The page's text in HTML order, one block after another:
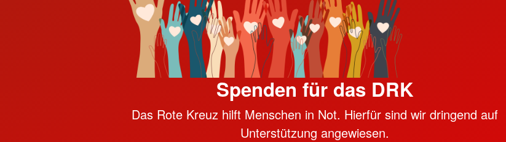
Spenden für das DRK
Das Rote Kreuz hilft Menschen in Not. Hierfür sind wir dringend auf
Unterstützung angewiesen.